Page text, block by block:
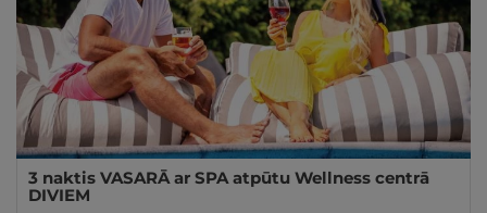
3 naktis VASARĀ ar SPA atpūtu Wellness centrā
DIVIEM